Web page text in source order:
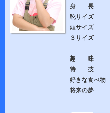
身 長
靴サイズ
頭サイズ
３サイズ
趣 味
特 技
好きな食べ物
将来の夢